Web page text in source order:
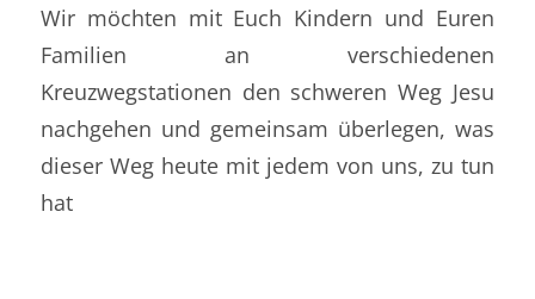
Wir möchten mit Euch Kindern und Euren
Familien an verschiedenen
Kreuzwegstationen den schweren Weg Jesu
nachgehen und gemeinsam überlegen, was
dieser Weg heute mit jedem von uns, zu tun
hat